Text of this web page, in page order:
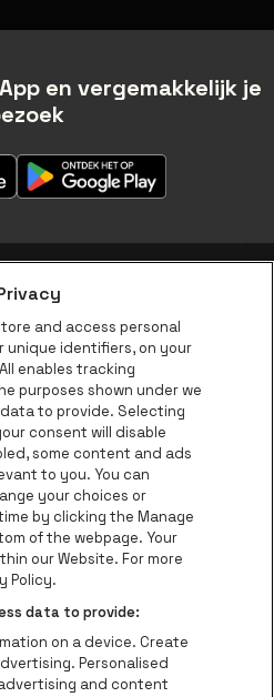
en vergemakkelijk je
app
Business
Threads
TiktokYoutube
een deel van be•at
Tickets
2170 Antwerpen
Venues
2170 Antwerpen
and access personal
unique identifiers, on your
enables tracking
purposes shown under we
to provide. Selecting
consent will disable
some content and ads
to you. You can
your choices or
by clicking the Manage
of the webpage. Your
our Website. For more
Policy.
data to provide:
on a device. Create
Personalised
and content